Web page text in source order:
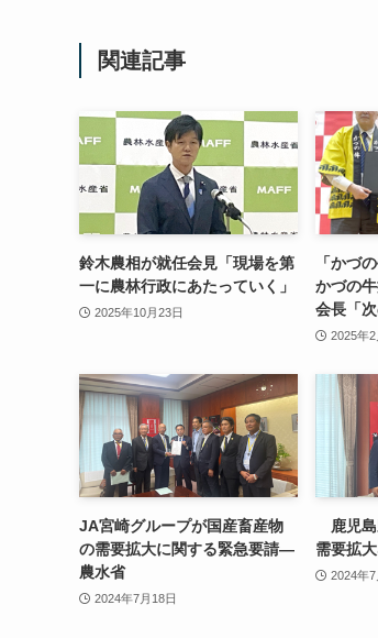
関連記事
鈴木農相が就任会見「現場を第
一に農林行政にあたっていく」
2025年10月23日
「かづ
かづの
会長「
2025年2
JA宮崎グループが国産畜産物
の需要拡大に関する緊急要請—
農水省
2024年7月18日
鹿児島
需要拡
2024年7